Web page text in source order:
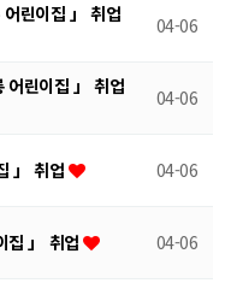
린이집 」 취업 04-06
어린이집 」 취업 04-06
」 취업 04-06
집 」 취업 04-06